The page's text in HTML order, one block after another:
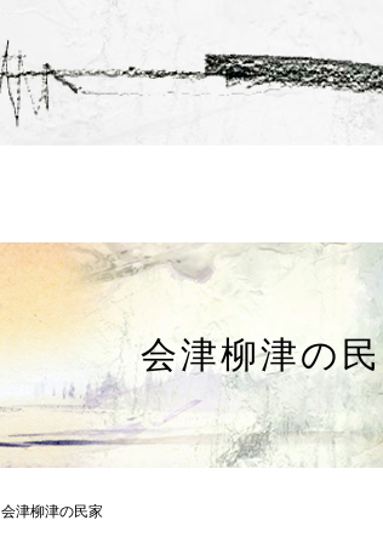
会津柳津の
会津柳津の民家